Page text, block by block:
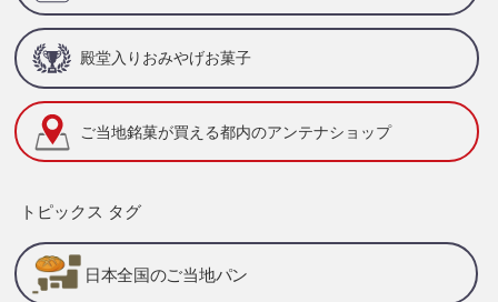
殿堂入りおみやげお菓子
ご当地銘菓が買える都内のアンテナショップ
トピックス タグ
日本全国のご当地パン